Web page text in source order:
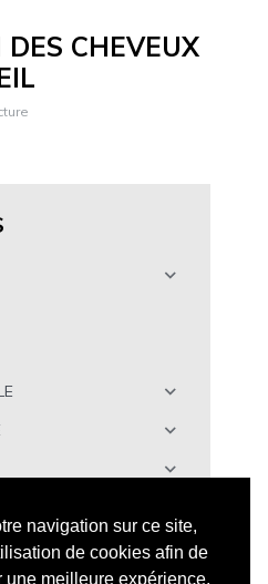
DES CHEVEUX
navigation sur ce site,
de cookies afin de
une meilleure expérience.